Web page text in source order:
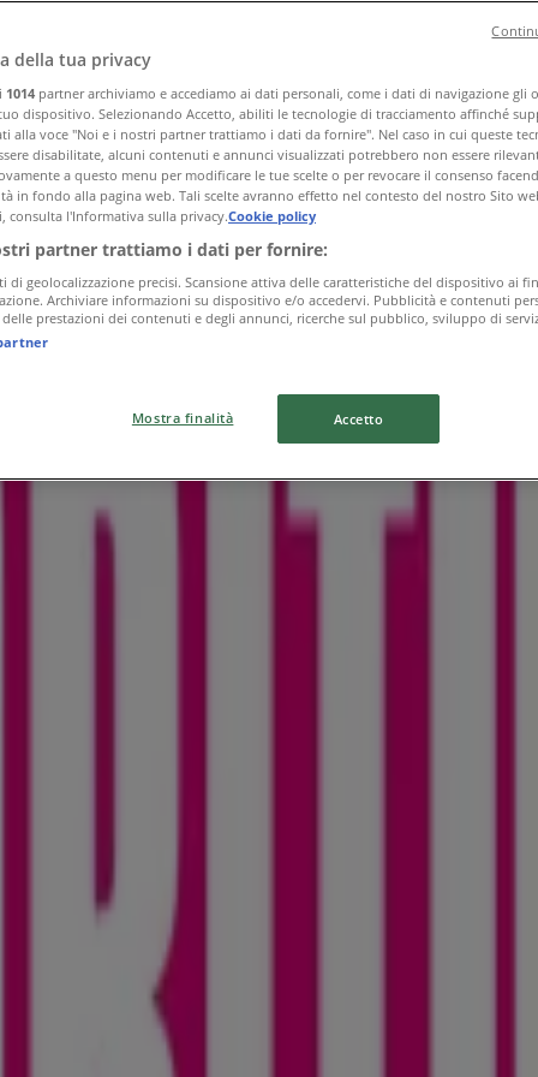
della tua privacy
1014 partner archiviamo e accediamo ai dati personali, come i dati di navigazione gli
dispositivo. Selezionando Accetto, abiliti le tecnologie di tracciamento affinché
alla voce "Noi e i nostri partner trattiamo i dati da fornire". Nel caso in cui queste
disabilitate, alcuni contenuti e annunci visualizzati potrebbero non essere
a questo menu per modificare le tue scelte o per revocare il consenso
in fondo alla pagina web. Tali scelte avranno effetto nel contesto del nostro Sito
consulta l'Informativa sulla privacy.Cookie policy
partner trattiamo i dati per fornire:
di geolocalizzazione precisi. Scansione attiva delle caratteristiche del dispositivo ai
Archiviare informazioni su dispositivo e/o accedervi. Pubblicità e contenuti
prestazioni dei contenuti e degli annunci, ricerche sul pubblico, sviluppo di
Mostra finalità Accetto